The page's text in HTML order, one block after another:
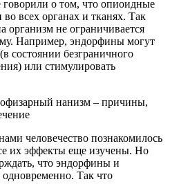
о том, что опиоидные
всех органах и тканях. Так
организм не ограничивается
Например, эндорфины могут
состоянии безграничного
или стимулировать
нанизм – причины,
человечество познакомилось
их эффекты еще изучены. Но
что эндорфины и
Так что